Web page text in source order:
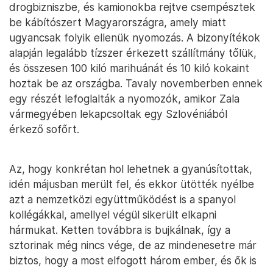
drogbizniszbe, és kamionokba rejtve csempésztek
be kábítószert Magyarországra, amely miatt
ugyancsak folyik ellenük nyomozás. A bizonyítékok
alapján legalább tízszer érkezett szállítmány tőlük,
és összesen 100 kiló marihuánát és 10 kiló kokaint
hoztak be az országba. Tavaly novemberben ennek
egy részét lefoglalták a nyomozók, amikor Zala
vármegyében lekapcsoltak egy Szlovéniából
érkező sofőrt.
Az, hogy konkrétan hol lehetnek a gyanúsítottak,
idén májusban merült fel, és ekkor ütötték nyélbe
azt a nemzetközi együttműködést is a spanyol
kollégákkal, amellyel végül sikerült elkapni
hármukat. Ketten továbbra is bujkálnak, így a
sztorinak még nincs vége, de az mindenesetre már
biztos, hogy a most elfogott három ember, és ők is